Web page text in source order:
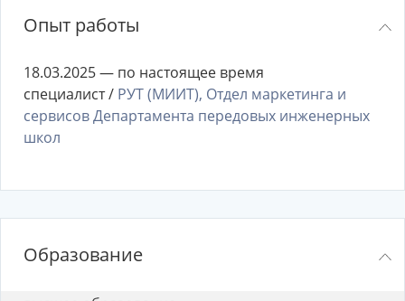
Опыт работы
18.03.2025 — по настоящее время
специалист / РУТ (МИИТ), Отдел маркетинга и
сервисов Департамента передовых инженерных
школ
Образование